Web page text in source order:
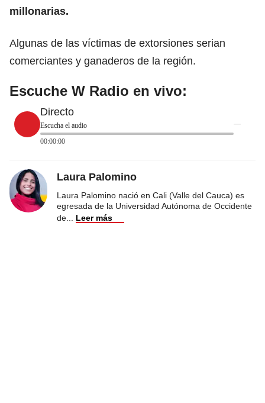
millonarias.
Algunas de las víctimas de extorsiones serian
comerciantes y ganaderos de la región.
Escuche W Radio en vivo:
Directo
Escucha el audio
00:00:00
Laura Palomino
Laura Palomino nació en Cali (Valle del Cauca) es
egresada de la Universidad Autónoma de Occidente
de
Leer más